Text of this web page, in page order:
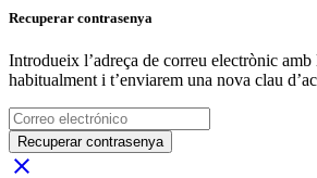
Recuperar contrasenya
Introdueix l’adreça de correu electrònic amb
habitualment i t’enviarem una nova clau
Recuperar contrasenya
close